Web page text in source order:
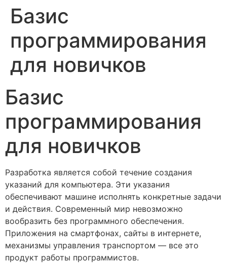
Skip
content
Базис
программирования
для новичков
Базис
программирования
для новичков
Разработка является собой течение создания
указаний для компьютера. Эти указания
обеспечивают машине исполнять конкретные задачи
и действия. Современный мир невозможно
вообразить без программного обеспечения.
Приложения на смартфонах, сайты в интернете,
механизмы управления транспортом — все это
продукт работы программистов.